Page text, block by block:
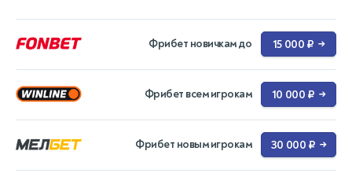
Фрибет новичкам до 15 000 ₽ →
Фрибет всем игрокам 10 000 ₽ →
Фрибет новым игрокам 30 000 ₽ →